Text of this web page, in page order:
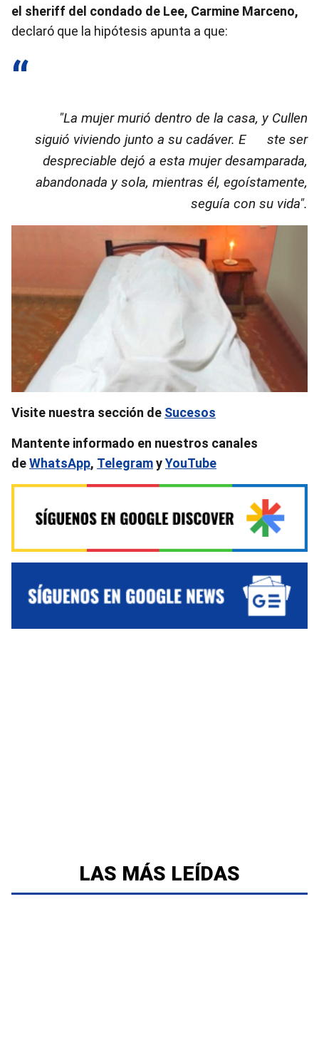
el sheriff del condado de Lee, Carmine Marceno,
declaró que la hipótesis apunta a que:
"La mujer murió dentro de la casa, y Cullen
siguió viviendo junto a su cadáver. E
ste ser
despreciable dejó a esta mujer desamparada,
abandonada y sola, mientras él, egoístamente,
seguía con su vida".
Visite nuestra sección de Sucesos
Mantente informado en nuestros canales
deWhatsApp, TelegramyYouTube
LAS MÁS LEÍDAS